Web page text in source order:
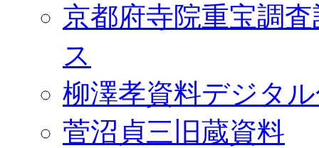
京都府寺院重宝調
ス
柳澤孝資料デジタ
菅沼貞三旧蔵資料